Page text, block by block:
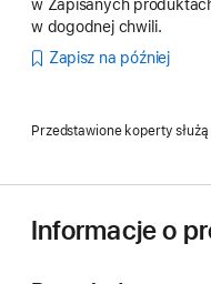
w Zapisanych
w dogodnej chwili.
Zapisz na później
Przedstawione koperty
Informacje o